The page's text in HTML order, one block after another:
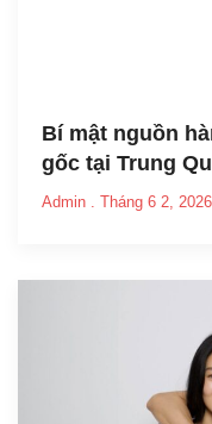
Bí mật nguồn
gốc tại Trung
Admin Tháng 6 2, 2026